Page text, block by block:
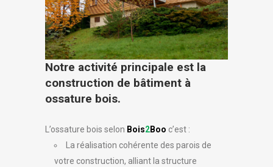
Notre activité principale est la
construction de bâtiment à
ossature bois.
L’ossature bois selon Bois2Boo c’est :
La réalisation cohérente des parois de
votre construction, alliant la structure